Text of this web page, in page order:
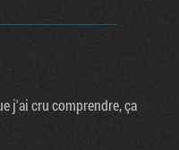
j'ai cru comprendre, ça